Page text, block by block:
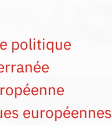
politique
européennes